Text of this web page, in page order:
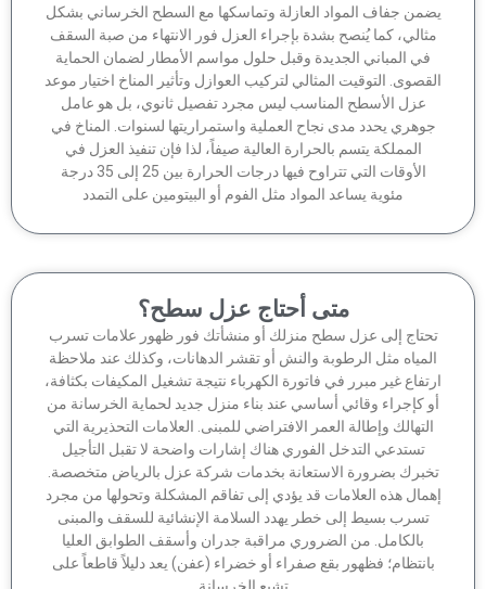
جفاف المواد العازلة وتماسكها مع السطح الخرساني بشكل
كما يُنصح بشدة بإجراء العزل فور الانتهاء من صبة السقف
في المباني الجديدة وقبل حلول مواسم الأمطار لضمان الحماية
التوقيت المثالي لتركيب العوازل وتأثير المناخ اختيار موعد
عزل الأسطح المناسب ليس مجرد تفصيل ثانوي، بل هو عامل
يحدد مدى نجاح العملية واستمراريتها لسنوات. المناخ في
المملكة يتسم بالحرارة العالية صيفاً، لذا فإن تنفيذ العزل في
الأوقات التي تتراوح فيها درجات الحرارة بين 25 إلى 35 درجة
مئوية يساعد المواد مثل الفوم أو البيتومين على التمدد
متى أحتاج عزل سطح؟
إلى عزل سطح منزلك أو منشأتك فور ظهور علامات تسرب
مثل الرطوبة والنش أو تقشر الدهانات، وكذلك عند ملاحظة
غير مبرر في فاتورة الكهرباء نتيجة تشغيل المكيفات بكثافة،
كإجراء وقائي أساسي عند بناء منزل جديد لحماية الخرسانة من
وإطالة العمر الافتراضي للمبنى. العلامات التحذيرية التي
تستدعي التدخل الفوري هناك إشارات واضحة لا تقبل التأجيل
بضرورة الاستعانة بخدمات شركة عزل بالرياض متخصصة.
هذه العلامات قد يؤدي إلى تفاقم المشكلة وتحولها من مجرد
تسرب بسيط إلى خطر يهدد السلامة الإنشائية للسقف والمبنى
بالكامل. من الضروري مراقبة جدران وأسقف الطوابق العليا
فظهور بقع صفراء أو خضراء (عفن) يعد دليلاً قاطعاً على